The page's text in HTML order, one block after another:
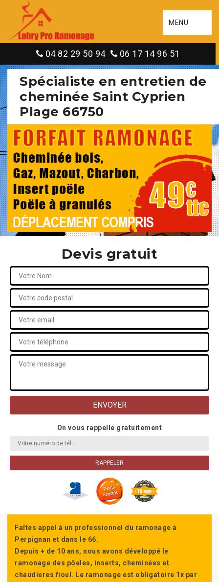
MENU
04 82 29 50 94 06 17 14 96 51
Spécialiste en entretien de
cheminée Saint Cyprien
Plage 66750
Devis gratuit
On vous rappelle gratuitement
Faîtes appel à un professionnel du ramonage à
Perpignan et dans le 66.
Depuis + de 10 ans, nous avons développé le
ramonage des pôeles, inserts, cheminées et
chaudieres fioul. Le ramonage est obligatoire 1x par